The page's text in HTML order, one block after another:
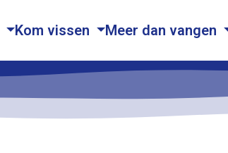
Kom vissen Meer dan vangen